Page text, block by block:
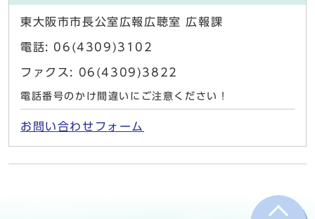
東大阪市市長公室広報広聴室 広報課
電話: 06(4309)3102
ファクス: 06(4309)3822
電話番号のかけ間違いにご注意ください！
お問い合わせフォーム